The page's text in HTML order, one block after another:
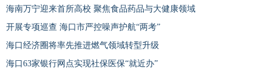
海南万宁迎来首所高校 聚焦食品药品与大健康领域
开展专项巡查 海口市严控噪声护航“两考”
海口经济圈将率先推进燃气领域转型升级
海口63家银行网点实现社保医保“就近办”